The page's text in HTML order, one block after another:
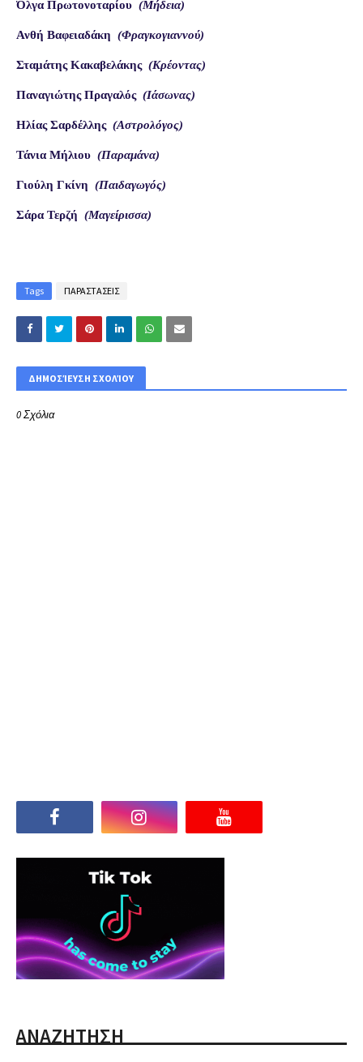
Όλγα Πρωτονοταρίου (Μήδεια)
Ανθή Βαφειαδάκη (Φραγκογιαννού)
Σταμάτης Κακαβελάκης (Κρέοντας)
Παναγιώτης Πραγαλός (Ιάσωνας)
Ηλίας Σαρδέλλης (Αστρολόγος)
Τάνια Μήλιου (Παραμάνα)
Γιούλη Γκίνη (Παιδαγωγός)
Σάρα Τερζή (Μαγείρισσα)
Tags ΠΑΡΑΣΤΑΣΕΙΣ
ΔΗΜΟΣΊΕΥΣΗ ΣΧΟΛΊΟΥ
0 Σχόλια
ΑΝΑΖΗΤΗΣΗ